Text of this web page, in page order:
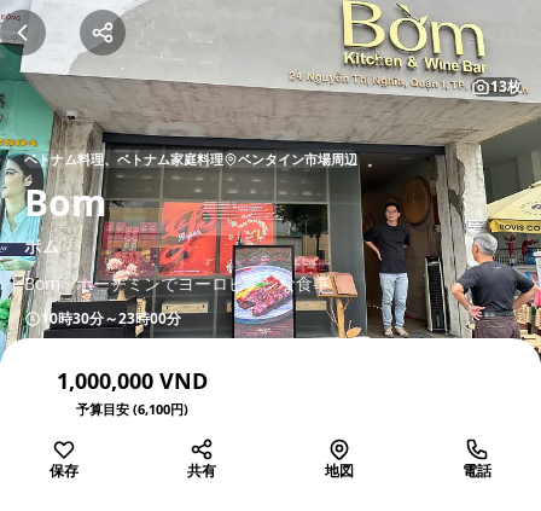
13枚
ベトナム料理、ベトナム家庭料理 ベンタイン市場周辺
Bom
ボム
Bom - ホーチミンでヨーロピアンな食事
10時30分～23時00分
1,000,000 VND
予算目安 (6,100円)
保存 共有 地図 電話